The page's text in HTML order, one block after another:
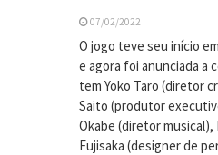
07/02/2022
O jogo teve seu início
e agora foi anunciada a
tem Yoko Taro (diretor
Saito (produtor
Okabe (diretor musical),
Fujisaka (designer de